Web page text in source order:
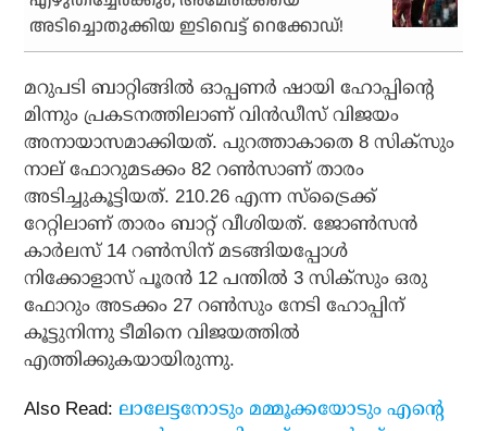
അടിച്ചൊതുക്കിയ ഇടിവെട്ട് റെക്കോഡ്!
മറുപടി ബാറ്റിങ്ങില്‍ ഓപ്പണര്‍ ഷായി ഹോപ്പിന്റെ
മിന്നും പ്രകടനത്തിലാണ് വിന്‍ഡീസ് വിജയം
അനായാസമാക്കിയത്. പുറത്താകാതെ 8 സിക്‌സും
നാല് ഫോറുമടക്കം 82 റണ്‍സാണ് താരം
അടിച്ചുകൂട്ടിയത്. 210.26 എന്ന സ്‌ട്രൈക്ക്
റേറ്റിലാണ് താരം ബാറ്റ് വീശിയത്. ജോണ്‍സന്‍
കാര്‍ലസ് 14 റണ്‍സിന് മടങ്ങിയപ്പോള്‍
നിക്കോളാസ് പൂരന്‍ 12 പന്തില്‍ 3 സിക്‌സും ഒരു
ഫോറും അടക്കം 27 റണ്‍സും നേടി ഹോപ്പിന്
കൂട്ടുനിന്നു ടീമിനെ വിജയത്തില്‍
എത്തിക്കുകയായിരുന്നു.
Also Read: ലാലേട്ടനോടും മമ്മൂക്കയോടും എന്റെ